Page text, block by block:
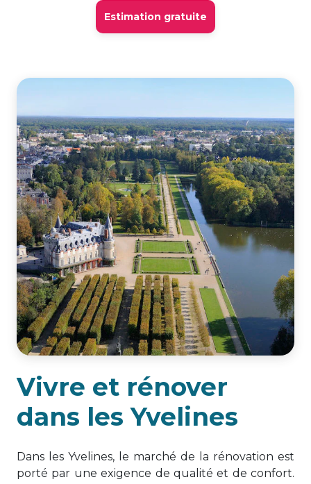
Estimation gratuite
Vivre et rénover
dans les Yvelines
Dans les Yvelines, le marché de la rénovation est
porté par une exigence de qualité et de confort.